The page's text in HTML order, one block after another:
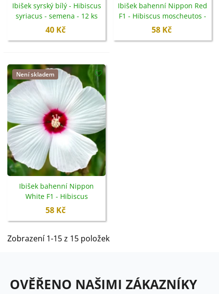
Ibišek syrský bílý - Hibiscus
syriacus - semena - 12 ks
40 Kč
Ibišek bahenní Nippon Red
F1 - Hibiscus moscheutos -
semena - 5 ks
58 Kč
Není skladem
Ibišek bahenní Nippon
White F1 - Hibiscus
moscheutos - semena - 5 ks
58 Kč
Zobrazení 1-15 z 15 položek
OVĚŘENO NAŠIMI ZÁKAZNÍKY